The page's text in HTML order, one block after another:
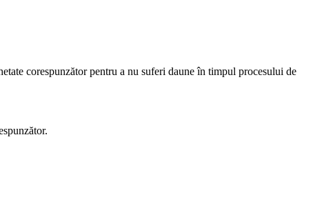
corespunzător pentru a nu suferi daune în timpul procesului de